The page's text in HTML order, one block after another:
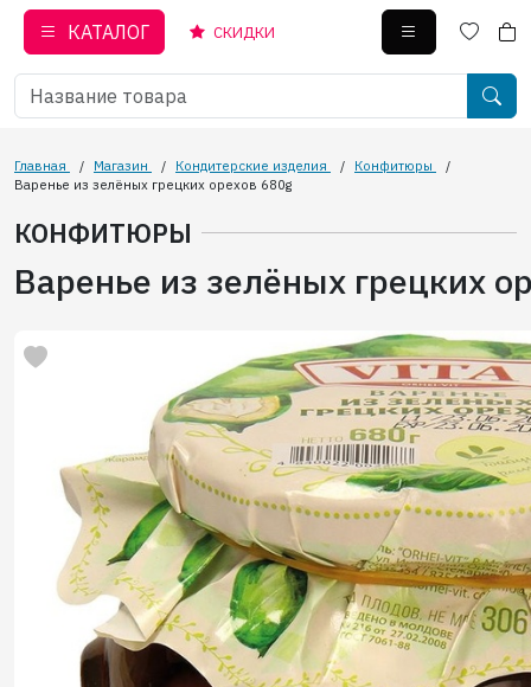
КАТАЛОГ СКИДКИ
Главная / Магазин / Кондитерские изделия / Конфитюры
/
Варенье из зелёных грецких орехов 680g
КОНФИТЮРЫ
Варенье из зелёных грецких